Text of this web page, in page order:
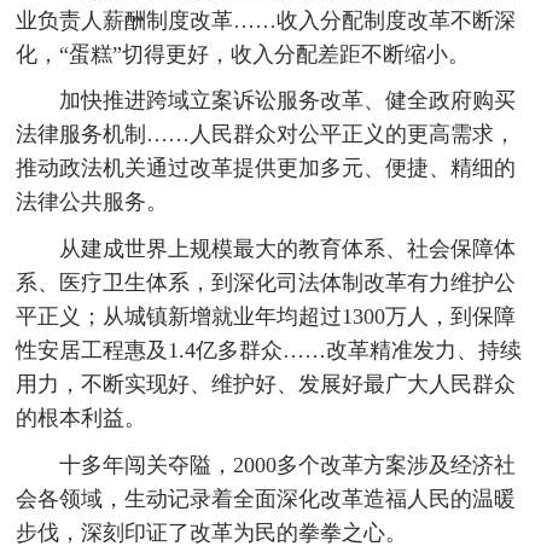
业负责人薪酬制度改革……收入分配制度改革不断深
化，“蛋糕”切得更好，收入分配差距不断缩小。
加快推进跨域立案诉讼服务改革、健全政府购买
法律服务机制……人民群众对公平正义的更高需求，
推动政法机关通过改革提供更加多元、便捷、精细的
法律公共服务。
从建成世界上规模最大的教育体系、社会保障体
系、医疗卫生体系，到深化司法体制改革有力维护公
平正义；从城镇新增就业年均超过1300万人，到保障
性安居工程惠及1.4亿多群众……改革精准发力、持续
用力，不断实现好、维护好、发展好最广大人民群众
的根本利益。
十多年闯关夺隘，2000多个改革方案涉及经济社
会各领域，生动记录着全面深化改革造福人民的温暖
步伐，深刻印证了改革为民的拳拳之心。